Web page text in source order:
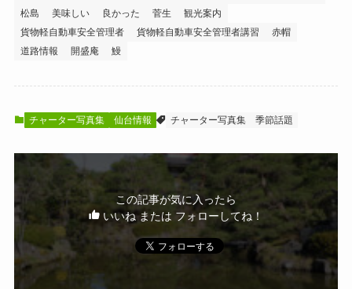
松島
美味しい 良かった 菅生
観光案内
貨物軽自動車安全管理者
貨物軽自動車安全管理者講習
赤帽
道路情報
開盛庵 鰻
チャーター写真集 仙台情報 チャーター写真集 季節話題
この記事が気に入ったら
いいね または フォローしてね！